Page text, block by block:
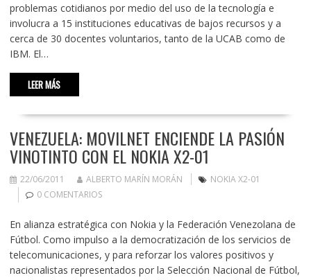
problemas cotidianos por medio del uso de la tecnología e
involucra a 15 instituciones educativas de bajos recursos y a
cerca de 30 docentes voluntarios, tanto de la UCAB como de
IBM. El…
LEER MÁS
VENEZUELA: MOVILNET ENCIENDE LA PASIÓN
VINOTINTO CON EL NOKIA X2-01
22/06/2011 ALBERTO MARÍN MORÁN
NOKIA X2-01
0 COMENTARIOS
En alianza estratégica con Nokia y la Federación Venezolana de
Fútbol. Como impulso a la democratización de los servicios de
telecomunicaciones, y para reforzar los valores positivos y
nacionalistas representados por la Selección Nacional de Fútbol,